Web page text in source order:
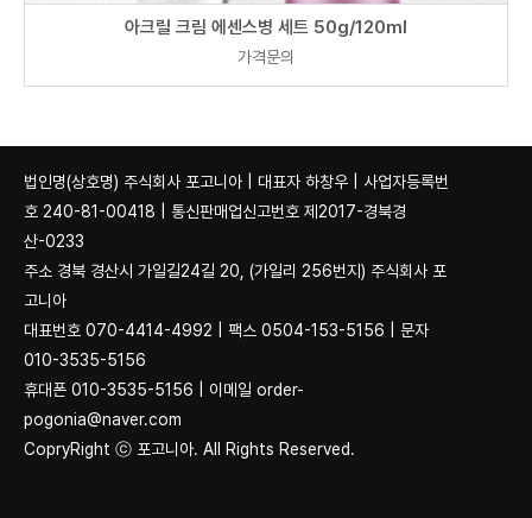
아크릴 크림 에센스병 세트 50g/120ml
가격문의
법인명(상호명) 주식회사 포고니아 | 대표자 하창우 | 사업자등록번
호 240-81-00418 | 통신판매업신고번호 제2017-경북경
산-0233
주소 경북 경산시 가일길24길 20, (가일리 256번지) 주식회사 포
고니아
대표번호 070-4414-4992 | 팩스 0504-153-5156 | 문자
010-3535-5156
휴대폰 010-3535-5156 | 이메일 order-
pogonia@naver.com
CopryRight ⓒ 포고니아. All Rights Reserved.